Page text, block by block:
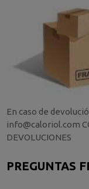
En caso de
info@caloriol.com
DEVOLUCIONES
PREGUNTAS